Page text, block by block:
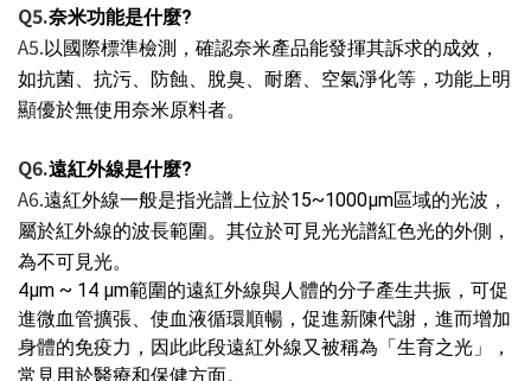
Q5.奈米功能是什麼?
A5. 以國際標準檢測，確認奈米產品能發揮其訴求的成效，
如抗菌、抗污、防蝕、脫臭、耐磨、空氣淨化等，功能上明
顯優於無使用奈米原料者。
Q6.遠紅外線是什麼?
A6.遠紅外線一般是指光譜上位於15~1000µm區域的光波，
屬於紅外線的波長範圍。其位於可見光光譜紅色光的外側，
為不可見光。
4μm ~ 14 μm範圍的遠紅外線與人體的分子產生共振，可促
進微血管擴張、使血液循環順暢，促進新陳代謝，進而增加
身體的免疫力，因此此段遠紅外線又被稱為「生育之光」，
常見用於醫療和保健方面。